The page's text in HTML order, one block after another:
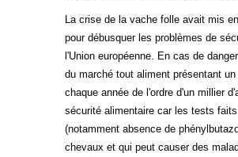
La crise de la vache folle avait mis
pour débusquer les problèmes de
l'Union européenne. En cas de
du marché tout aliment présentant
chaque année de l'ordre d'un millier
sécurité alimentaire car les tests
(notamment absence de
chevaux et qui peut causer des